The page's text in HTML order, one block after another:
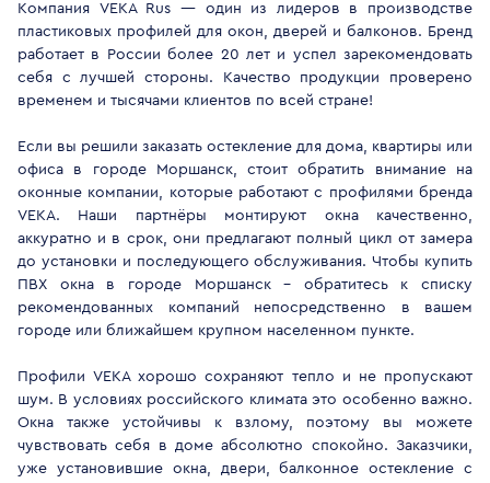
Компания VEKA Rus — один из лидеров в производстве
пластиковых профилей для окон, дверей и балконов. Бренд
работает в России более 20 лет и успел зарекомендовать
себя с лучшей стороны. Качество продукции проверено
временем и тысячами клиентов по всей стране!
Если вы решили заказать остекление для дома, квартиры или
офиса в городе Моршанск, стоит обратить внимание на
оконные компании, которые работают с профилями бренда
VEKA. Наши партнёры монтируют окна качественно,
аккуратно и в срок, они предлагают полный цикл от замера
до установки и последующего обслуживания. Чтобы купить
ПВХ окна в городе Моршанск - обратитесь к списку
рекомендованных компаний непосредственно в вашем
городе или ближайшем крупном населенном пункте.
Профили VEKA хорошо сохраняют тепло и не пропускают
шум. В условиях российского климата это особенно важно.
Окна также устойчивы к взлому, поэтому вы можете
чувствовать себя в доме абсолютно спокойно. Заказчики,
уже установившие окна, двери, балконное остекление с